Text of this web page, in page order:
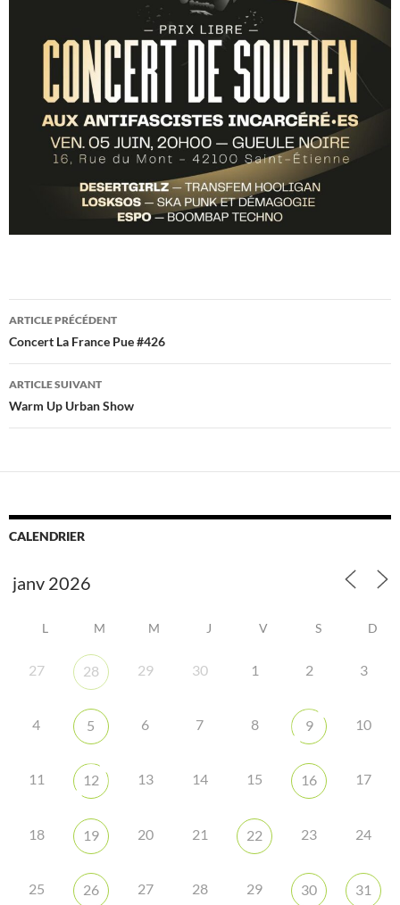
Navigation
des
articles
ARTICLE PRÉCÉDENT
Concert La France Pue #426
ARTICLE SUIVANT
Warm Up Urban Show
CALENDRIER
L M M J V S D
27 28 29 30 1 2 3
4 5 6 7 8 9 10
11 12 13 14 15 16 17
18 19 20 21 22 23 24
25 26 27 28 29 30 31